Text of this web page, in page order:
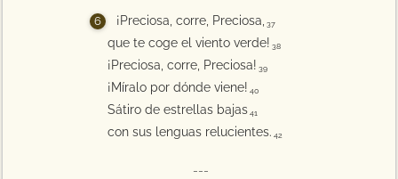
¡Preciosa, corre, Preciosa, 37
que te coge el viento verde! 38
¡Preciosa, corre, Preciosa! 39
¡Míralo por dónde viene! 40
Sátiro de estrellas bajas 41
con sus lenguas relucientes. 42
---